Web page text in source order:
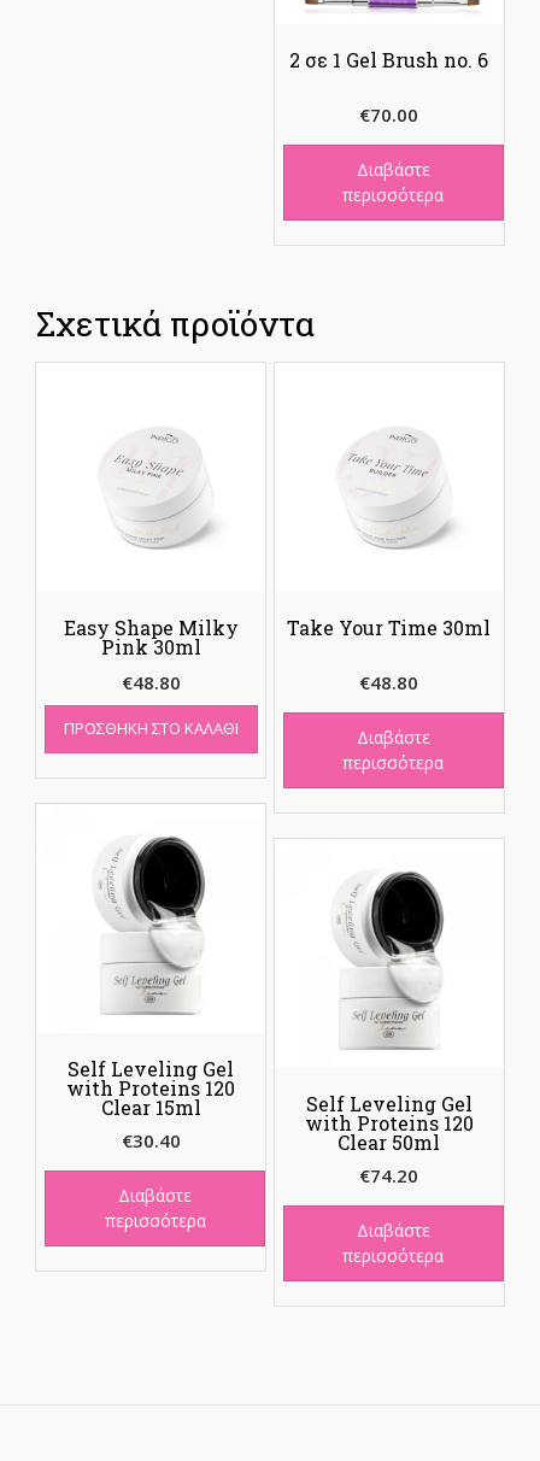
2 σε 1 Gel Brush no. 6
€70.00
Διαβάστε
περισσότερα
Σχετικά προϊόντα
Easy Shape Milky
Pink 30ml
€48.80
ΠΡΟΣΘΉΚΗ ΣΤΟ ΚΑΛΆΘΙ
Take Your Time 30ml
€48.80
Διαβάστε
περισσότερα
Self Leveling Gel
with Proteins 120
Clear 15ml
€30.40
Διαβάστε
περισσότερα
Self Leveling Gel
with Proteins 120
Clear 50ml
€74.20
Διαβάστε
περισσότερα